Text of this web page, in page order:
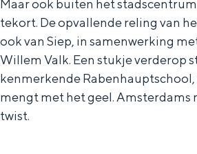
s
Maar ook buiten het
tekort. De opvallende reling van
ook van Siep, in samenwerking
Willem Valk. Een stukje verderop
kenmerkende
mengt met het geel. Amsterdams
twist.